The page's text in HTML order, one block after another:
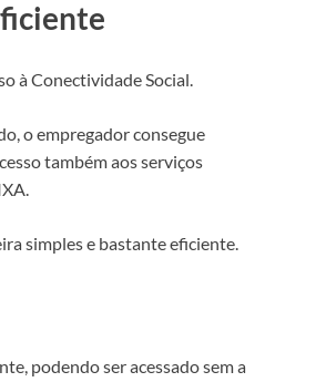
à Conectividade Social.
o empregador consegue
também aos serviços
simples e bastante eficiente.
podendo ser acessado sem a